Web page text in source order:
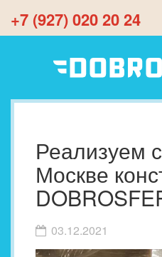
+7 (927) 020 20 24
Реализуем
Москве
03.12.2021